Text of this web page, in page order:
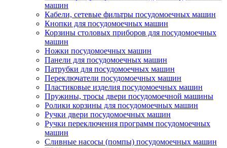
машин
Кабели, сетевые фильтры посудомоечных машин
Кнопки для посудомоечных машин
Корзины столовых приборов для посудомоечных
машин
Ножки посудомоечных машин
Панели для посудомоечных машин
Патрубки для посудомоечных машин
Переключатели посудомоечных машин
Пластиковые изделия посудомоечных машин
Пружины, тросы двери посудомоечной машины
Ролики корзины для посудомоечных машин
Ручки двери посудомоечных машин
Ручки переключения программ посудомоечных
машин
Сливные насосы (помпы) посудомоечных машин